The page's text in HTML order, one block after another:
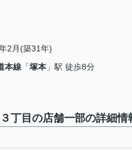
2月(築31年)
本線 「塚本 」駅 徒歩8分
丁目の店舗一部の詳細情